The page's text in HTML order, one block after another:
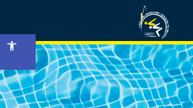
Open toolbar